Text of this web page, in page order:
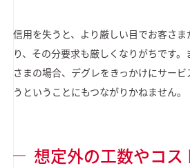
信用を失うと、より厳しい目でお客さ
り、その分要求も厳しくなりがちです
さまの場合、デグレをきっかけにサー
うということにもつながりかねません。
想定外の工数やコス